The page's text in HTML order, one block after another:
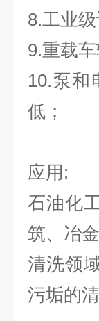
8.工业
9.重载
10.泵和
低；
应用:
石油化
筑、冶
清洗领
污垢的清